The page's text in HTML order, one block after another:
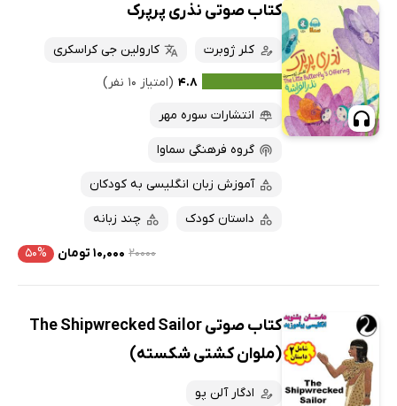
کتاب صوتی نذری پرپرک
کلر ژوبرت
کارولین جی کراسکری
۴.۸ (امتیاز ۱۰ نفر)
انتشارات سوره مهر
گروه فرهنگی سماوا
آموزش زبان انگلیسی به کودکان
داستان کودک چند زبانه
۲۰۰۰۰ ۱۰,۰۰۰ تومان ۵۰%
کتاب صوتی The Shipwrecked Sailor
(ملوان کشتی شکسته)
ادگار آلن پو